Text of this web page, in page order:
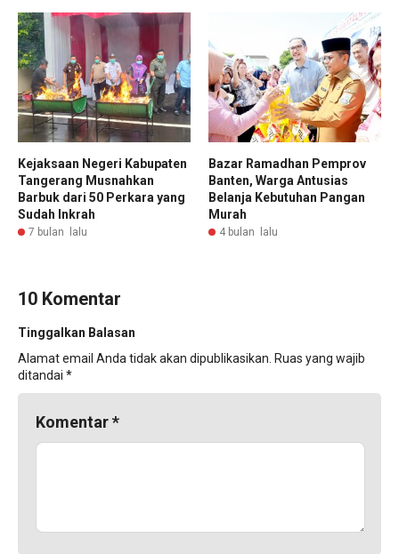
Kejaksaan Negeri Kabupaten
Tangerang Musnahkan
Barbuk dari 50 Perkara yang
Sudah Inkrah
7 bulan lalu
Bazar Ramadhan Pemprov
Banten, Warga Antusias
Belanja Kebutuhan Pangan
Murah
4 bulan lalu
10 Komentar
Tinggalkan Balasan
Alamat email Anda tidak akan dipublikasikan. Ruas yang wajib
ditandai *
Komentar*